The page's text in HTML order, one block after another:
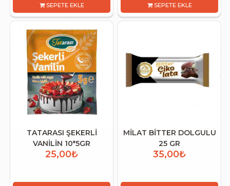
SEPETE EKLE SEPETE EKLE
TATARASI ŞEKERLİ
VANİLİN 10*5GR
25,00₺
MİLAT BİTTER DOLGULU
25 GR
35,00₺